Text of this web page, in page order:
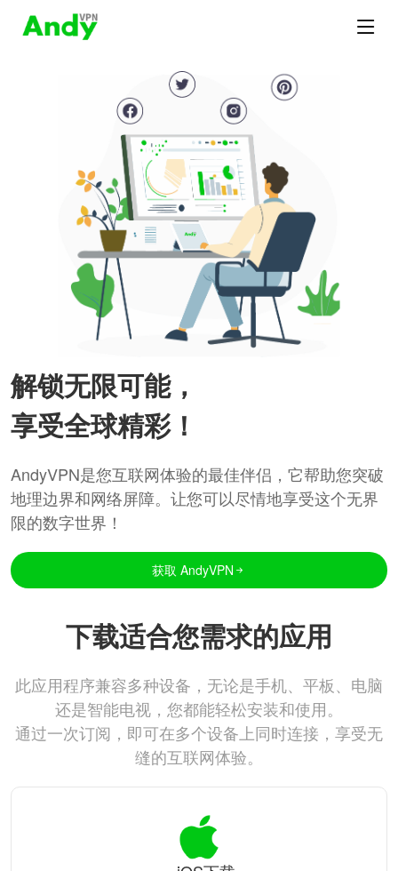
解锁无限可能，
享受全球精彩！
AndyVPN是您互联网体验的最佳伴侣，它帮助您突破
地理边界和网络屏障。让您可以尽情地享受这个无界
限的数字世界！
获取 AndyVPN
下载适合您需求的应用
此应用程序兼容多种设备，无论是手机、平板、电脑
还是智能电视，您都能轻松安装和使用。
通过一次订阅，即可在多个设备上同时连接，享受无
缝的互联网体验。